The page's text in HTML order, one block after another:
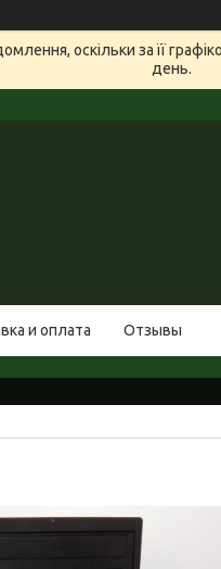
оскільки за її
день.
и оплата Отзывы